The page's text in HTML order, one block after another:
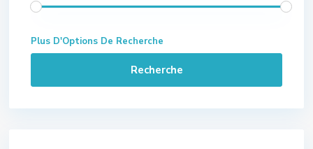
Plus D'Options De Recherche
Recherche